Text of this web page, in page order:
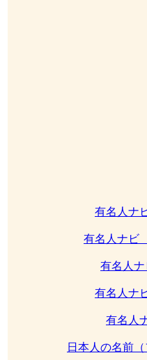
有名人ナ
有名人ナビ
有名人
有名人ナ
有名人
日本人の名前